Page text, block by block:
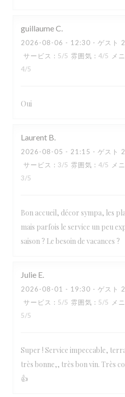
guillaumeC
2026-08-06 - 12:30 - ゲスト 2
サービス : 5/5 雰囲気 : 4/5 メ
4/5
Oui
Laurent B
2026-08-05 - 21:15 - ゲスト 2
サービス : 3/5 雰囲気 : 4/5 メ
3/5
Bon accueil, décor sympa, les
mais parfois le service un peu
saison ? Le besoin de vacances ?
Julie E
2026-08-01 - 19:30 - ゲスト 2
サービス : 5/5 雰囲気 : 5/5 メ
5/5
Super ! Service impeccable,
très bonne,, très bon vin. Très
👍